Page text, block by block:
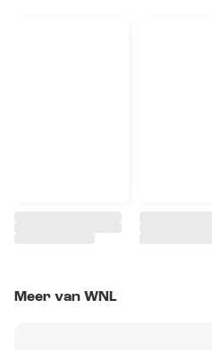
Meer van WNL